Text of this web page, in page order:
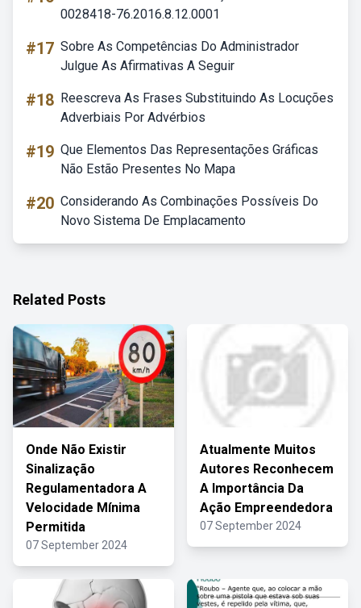
0028418-76.2016.8.12.0001
#17 Sobre As Competências Do Administrador
Julgue As Afirmativas A Seguir
#18 Reescreva As Frases Substituindo As Locuções
Adverbiais Por Advérbios
#19 Que Elementos Das Representações Gráficas
Não Estão Presentes No Mapa
#20 Considerando As Combinações Possíveis Do
Novo Sistema De Emplacamento
Related Posts
Onde Não Existir
Sinalização
Regulamentadora A
Velocidade Mínima
Permitida
07 September 2024
Atualmente Muitos
Autores Reconhecem
A Importância Da
Ação Empreendedora
07 September 2024